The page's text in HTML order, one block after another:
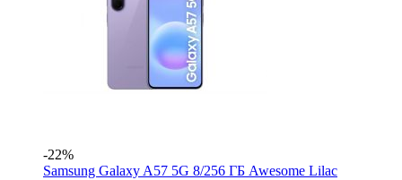
-22%
Samsung Galaxy A57 5G 8/256 ГБ Awesome Lilac